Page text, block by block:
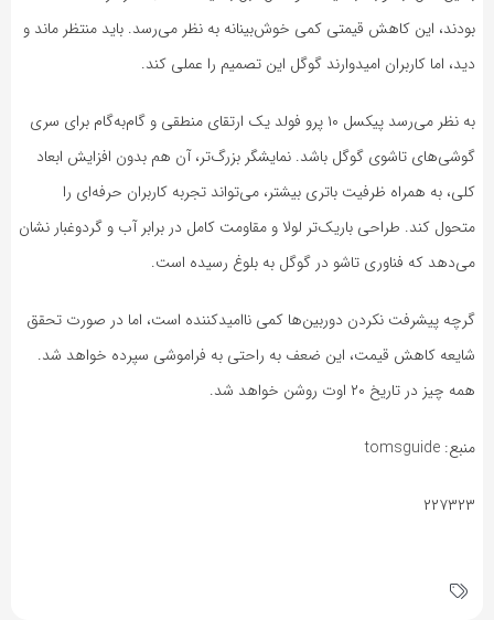
بودند، این کاهش قیمتی کمی خوش‌بینانه به نظر می‌رسد. باید منتظر ماند و
دید، اما کاربران امیدوارند گوگل این تصمیم را عملی کند.
به نظر می‌رسد پیکسل ۱۰ پرو فولد یک ارتقای منطقی و گام‌به‌گام برای سری
گوشی‌های تاشوی گوگل باشد. نمایشگر بزرگ‌تر، آن هم بدون افزایش ابعاد
کلی، به همراه ظرفیت باتری بیشتر، می‌تواند تجربه کاربران حرفه‌ای را
متحول کند. طراحی باریک‌تر لولا و مقاومت کامل در برابر آب و گردوغبار نشان
می‌دهد که فناوری تاشو در گوگل به بلوغ رسیده است.
گرچه پیشرفت نکردن دوربین‌ها کمی ناامیدکننده است، اما در صورت تحقق
شایعه کاهش قیمت، این ضعف به راحتی به فراموشی سپرده خواهد شد.
همه چیز در تاریخ ۲۰ اوت روشن خواهد شد.
منبع: tomsguide
۲۲۷۳۲۳